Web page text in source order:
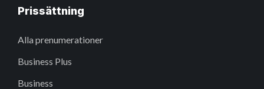
Prissättning
Alla prenumerationer
Business Plus
Business